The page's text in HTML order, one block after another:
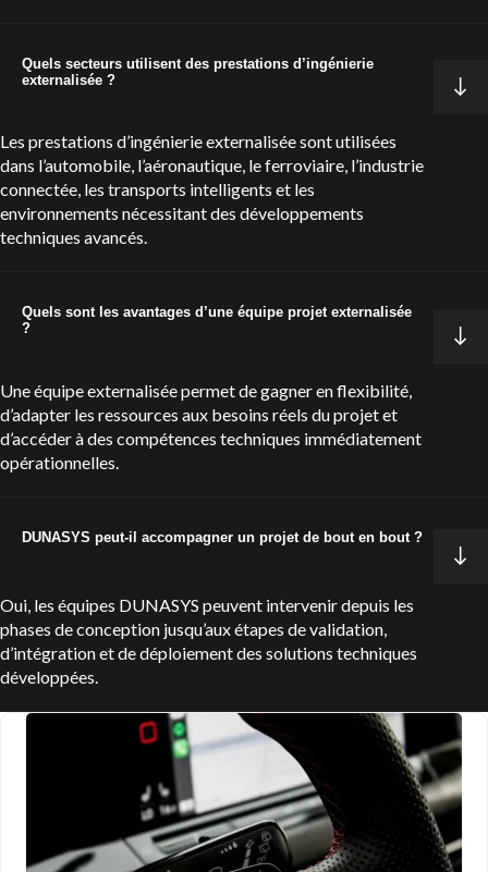
Quels secteurs utilisent des prestations d’ingénierie
externalisée ?
Les prestations d’ingénierie externalisée sont utilisées
dans l’automobile, l’aéronautique, le ferroviaire, l’industrie
connectée, les transports intelligents et les
environnements nécessitant des développements
techniques avancés.
Quels sont les avantages d’une équipe projet externalisée
?
Une équipe externalisée permet de gagner en flexibilité,
d’adapter les ressources aux besoins réels du projet et
d’accéder à des compétences techniques immédiatement
opérationnelles.
DUNASYS peut-il accompagner un projet de bout en bout ?
Oui, les équipes DUNASYS peuvent intervenir depuis les
phases de conception jusqu’aux étapes de validation,
d’intégration et de déploiement des solutions techniques
développées.